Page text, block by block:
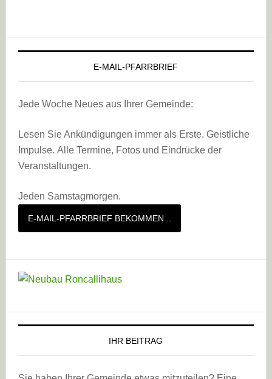
E-MAIL-PFARRBRIEF
Jede Woche Neues aus Ihrer Gemeinde:
Lesen Sie Ankündigungen immer als Erste. Geistliche
Impulse. Alle Termine, Fotos und Eindrücke der
Veranstaltungen.
Jeden Samstagmorgen.
E-MAIL-PFARRBRIEF BEKOMMEN...
IHR BEITRAG